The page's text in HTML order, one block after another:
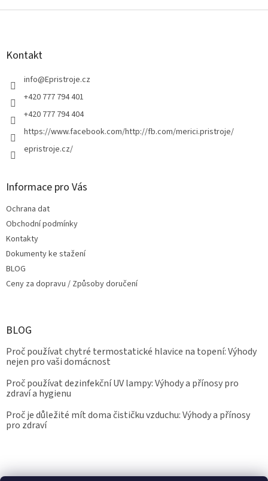
Z
Kontakt
info@Epristroje.cz
+420 777 794 401
+420 777 794 404
https://www.facebook.com/http://fb.com/merici.pristroje/
epristroje.cz/
Informace pro Vás
Ochrana dat
Obchodní podmínky
Kontakty
Dokumenty ke stažení
BLOG
Ceny za dopravu / Způsoby doručení
BLOG
Proč používat chytré termostatické hlavice na topení: Výhody
nejen pro vaši domácnost
Proč používat dezinfekční UV lampy: Výhody a přínosy pro
zdraví a hygienu
Proč je důležité mít doma čističku vzduchu: Výhody a přínosy
pro zdraví